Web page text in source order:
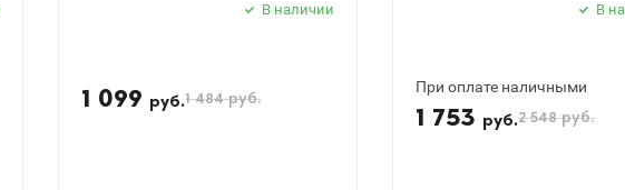
В наличии
1 099 руб.1 484руб.
В
При оплате наличными
1 753 руб.2 548руб.